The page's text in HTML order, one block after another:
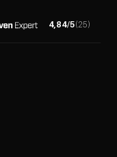
4,84/5(25)